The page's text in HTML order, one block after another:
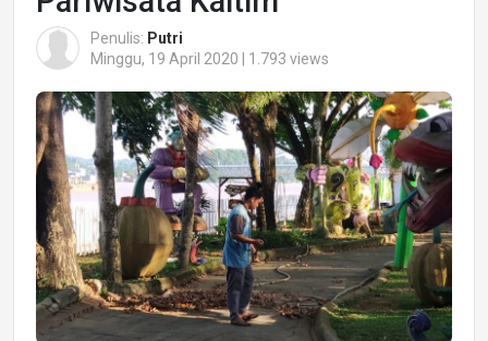
Penulis: Putri
Minggu, 19 April 2020 | 1.793 views